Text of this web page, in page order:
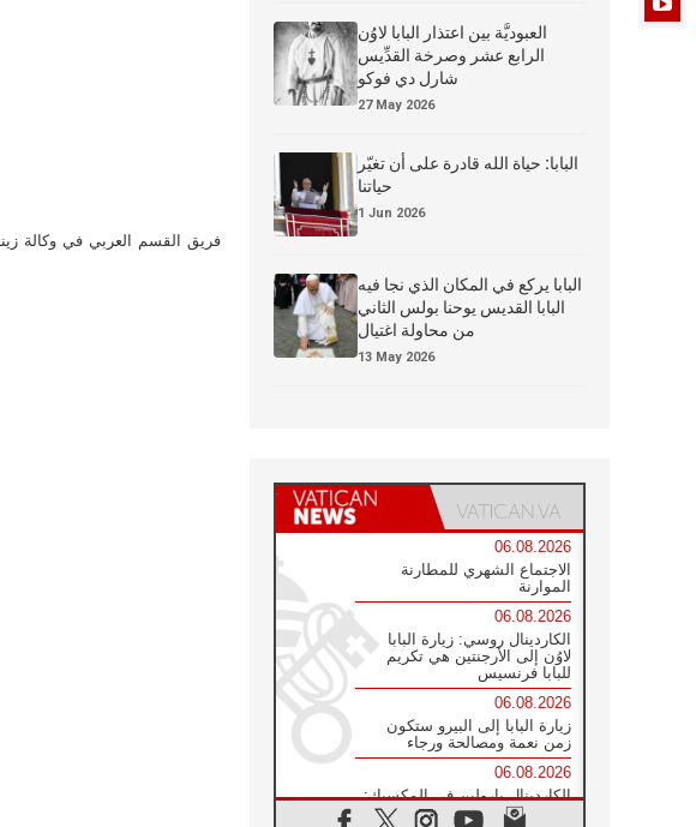
فريق القسم العربي في وكالة
العبوديَّة بين اعتذار البابا لاوُن
الرابع عشر وصرخة القدِّيس
شارل دي فوكو
27 May 2026
البابا: حياة الله قادرة على أن تغيّر
حياتنا
1 Jun 2026
البابا يركع في المكان الذي نجا فيه
البابا القديس يوحنا بولس الثاني
من محاولة اغتيال
13 May 2026
06.08.2026
الاجتماع الشهري للمطارنة
الموارنة
06.08.2026
الكاردينال روسي: زيارة البابا
لاوُن إلى الأرجنتين هي تكريم
للبابا فرنسيس
06.08.2026
زيارة البابا إلى البيرو ستكون
زمن نعمة ومصالحة ورجاء
06.08.2026
الكاردينال بارولين في المكسيك:
علينا أن نكون حاضرين إلى جانب